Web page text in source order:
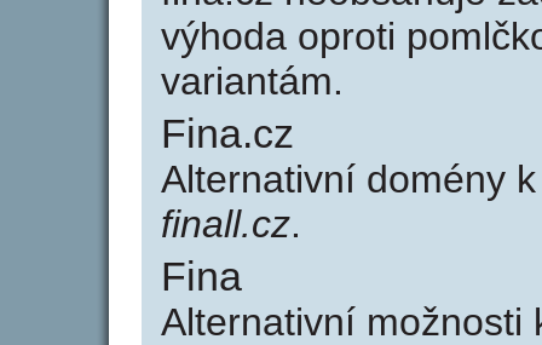
výhoda oproti
variantám.
Fina.cz
Alternativní domény
finall.cz.
Fina
Alternativní možnosti